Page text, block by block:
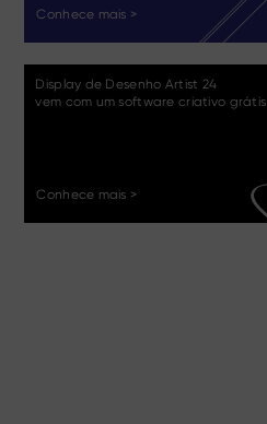
Conhece mais >
Display de Desenho Artist 24
vem com um software criativo grátis
Conhece mais >